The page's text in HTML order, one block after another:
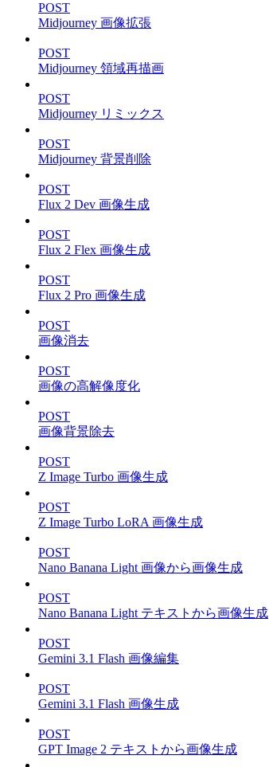
POST
Midjourney 画像拡張
POST
Midjourney 領域再描画
POST
Midjourney リミックス
POST
Midjourney 背景削除
POST
Flux 2 Dev 画像生成
POST
Flux 2 Flex 画像生成
POST
Flux 2 Pro 画像生成
POST
画像消去
POST
画像の高解像度化
POST
画像背景除去
POST
Z Image Turbo 画像生成
POST
Z Image Turbo LoRA 画像生成
POST
Nano Banana Light 画像から画像生成
POST
Nano Banana Light テキストから画像生成
POST
Gemini 3.1 Flash 画像編集
POST
Gemini 3.1 Flash 画像生成
POST
GPT Image 2 テキストから画像生成